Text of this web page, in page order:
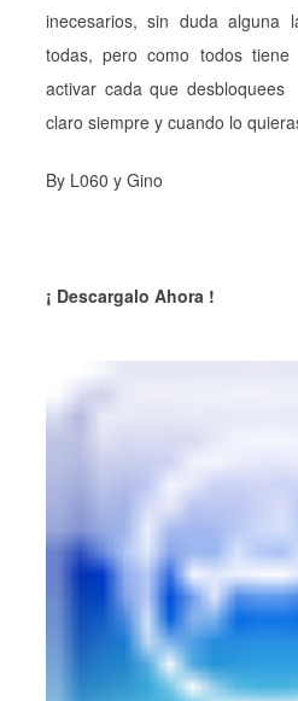
inecesarios, sin duda alguna
todas, pero como todos
activar cada que
claro siempre y cuando lo
By L060 y Gino
¡ Descargalo Ahora !